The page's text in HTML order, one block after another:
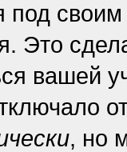
под
Это
вашей
, но